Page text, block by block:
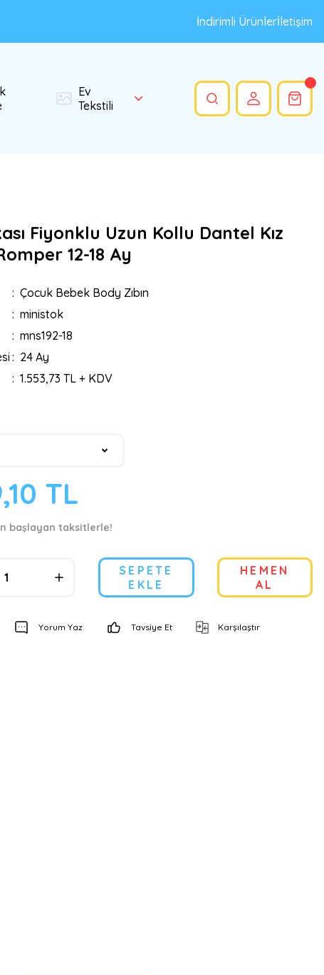
İndirimli Ürünlerİletişim
Ev
Tekstili
Fiyonklu Uzun Kollu Dantel Kız
12-18 Ay
Çocuk Bebek Body Zıbın
ministok
mns192-18
24 Ay
1.553,73 TL + KDV
TL
başlayan taksitlerle!
SEPETE
EKLE
HEMEN
AL
Yorum Yaz Tavsiye Et Karşılaştır